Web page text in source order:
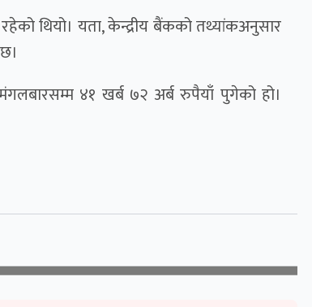
थियो। यता, केन्द्रीय बैंकको तथ्यांकअनुसार
४१ खर्ब ७२ अर्ब रुपैयाँ पुगेको हो।